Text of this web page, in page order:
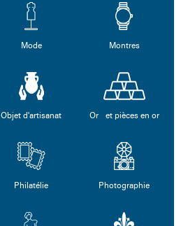
Mode Montres
Objet d'artisanat Or et pièces en or
Philatélie Photographie